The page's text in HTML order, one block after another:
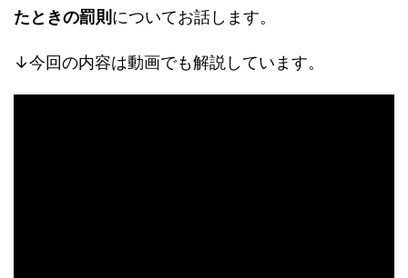
たときの罰則 についてお話します。
↓今回の内容は動画でも解説しています。